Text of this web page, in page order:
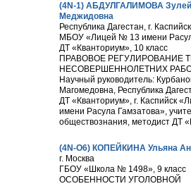
(4N-1) АБДУЛГАЛИМОВА
Меджидовна
Республика Дагестан, г. Каспийск
МБОУ «Лицей № 13 имени
ДТ «Кванториум», 10 класс
ПРАВОВОЕ РЕГУЛИРОВАНИЕ
НЕСОВЕРШЕННОЛЕТНИХ
Научный руководитель:
Магомедовна, Республика
ДТ «Кванториум», г. Каспийск
имени Расула Гамзатова»,
обществознания, методист ДТ
(4N-О6) КОПЕЙКИНА Ульяна
г. Москва
ГБОУ «Школа № 1498», 9 класс
ОСОБЕННОСТИ УГОЛОВНОЙ